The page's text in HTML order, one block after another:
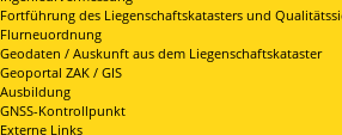
Fortführung des Liegenschaftskatasters und
Flurneuordnung
Geodaten / Auskunft aus dem Liegenschaftskataster
Geoportal ZAK / GIS
Ausbildung
GNSS-Kontrollpunkt
Externe Links